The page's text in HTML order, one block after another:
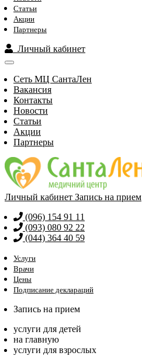
Статьи
Акции
Партнеры
Личный кабинет
Сеть МЦ СантаЛен
Вакансия
Контакты
Новости
Статьи
Акции
Партнеры
Личный кабинет Запись на прием
(096) 154 91 11
(093) 080 92 22
(044) 364 40 59
Услуги
Врачи
Цены
Подписание деклараций
Запись на прием
услуги для детей
на главную
услуги для взрослых